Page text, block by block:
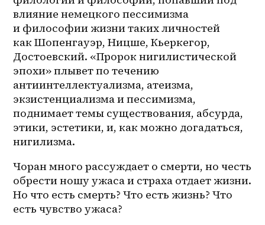
влияние немецкого пессимизма
и философии жизни таких личностей
как Шопенгауэр, Ницше, Кьеркегор,
Достоевский. «Пророк нигилистической
эпохи» плывет по течению
антиинтеллектуализма, атеизма,
экзистенциализма и пессимизма,
поднимает темы существования, абсурда,
этики, эстетики, и, как можно догадаться,
нигилизма.
Чоран много рассуждает о смерти, но честь
обрести ношу ужаса и страха отдает жизни.
Но что есть смерть? Что есть жизнь? Что
есть чувство ужаса?